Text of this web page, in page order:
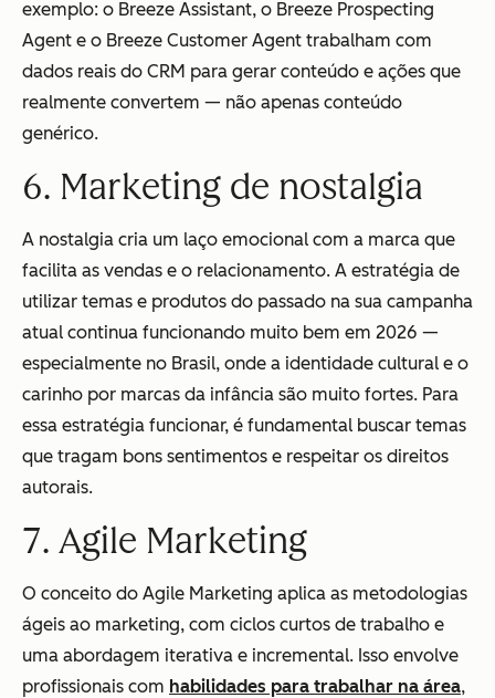
exemplo: o Breeze Assistant, o Breeze Prospecting
Agent e o Breeze Customer Agent trabalham com
dados reais do CRM para gerar conteúdo e ações que
realmente convertem — não apenas conteúdo
genérico.
6. Marketing de nostalgia
A nostalgia cria um laço emocional com a marca que
facilita as vendas e o relacionamento. A estratégia de
utilizar temas e produtos do passado na sua campanha
atual continua funcionando muito bem em 2026 —
especialmente no Brasil, onde a identidade cultural e o
carinho por marcas da infância são muito fortes. Para
essa estratégia funcionar, é fundamental buscar temas
que tragam bons sentimentos e respeitar os direitos
autorais.
7. Agile Marketing
O conceito do Agile Marketing aplica as metodologias
ágeis ao marketing, com ciclos curtos de trabalho e
uma abordagem iterativa e incremental. Isso envolve
profissionais com habilidades para trabalhar na área,